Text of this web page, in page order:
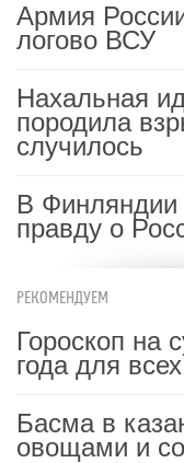
Армия
логово ВСУ
Нахальная
породила
случилось
В Финляндии
правду о
РЕКОМЕНДУЕМ
Гороскоп на
года для
Басма в
овощами и